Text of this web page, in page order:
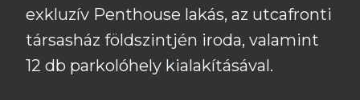
exkluzív Penthouse lakás, az utcafronti
társasház földszintjén iroda, valamint
12 db parkolóhely kialakításával.